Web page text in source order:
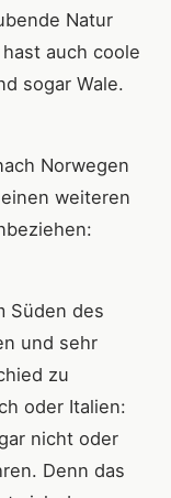
Natur
auch coole
sogar Wale.
Norwegen
weiteren
Süden des
und sehr
zu
oder Italien:
nicht oder
Denn das